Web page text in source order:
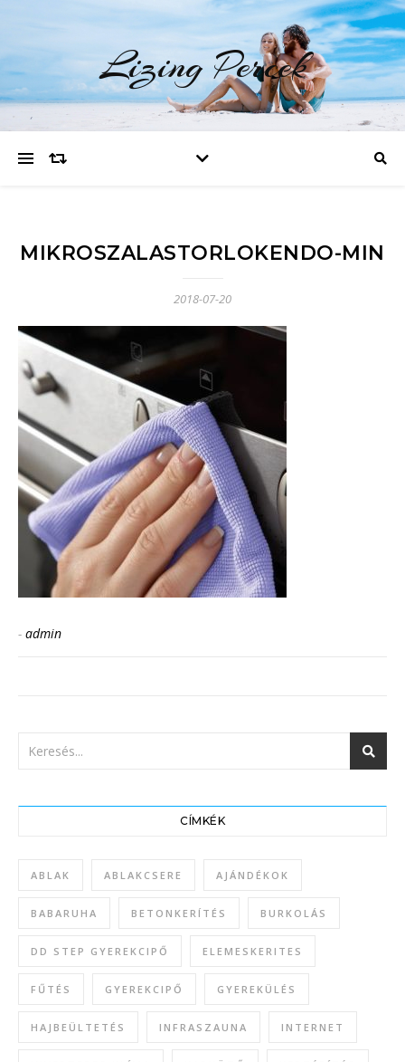
Lizing Percek
MIKROSZALASTORLOKENDO-MIN
2018-07-20
- admin
CÍMKÉK
ABLAK ABLAKCSERE AJÁNDÉKOK
BABARUHA BETONKERÍTÉS BURKOLÁS
DD STEP GYEREKCIPŐ ELEMESKERITES
FŰTÉS GYEREKCIPŐ GYEREKÜLÉS
HAJBEÜLTETÉS INFRASZAUNA INTERNET